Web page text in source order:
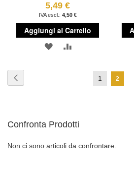
5,49 €
4,50 €
Aggiungi al Carrello
AGGIUNGIAGGIUNGI
CONFRONTO
Pagina
1 2
Confronta Prodotti
Non ci sono articoli da confrontare.